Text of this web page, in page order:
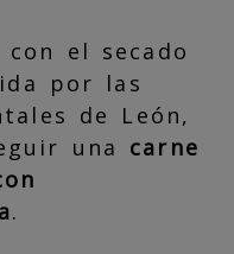
el secado
por las
de León,
una carne
.